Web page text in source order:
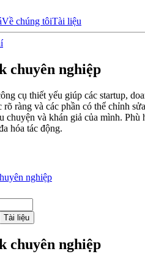
Về chúng tôiTài liệu
chuyên nghiệp
cụ thiết yếu giúp các startup,
rõ ràng và các phần có thể chỉnh
chuyện và khán giả của mình.
hóa tác động.
nghiệp
Tài liệu
chuyên nghiệp